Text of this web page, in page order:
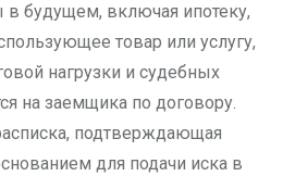
будущем, включая ипотеку,
товар или услугу,
нагрузки и судебных
на заемщика по договору.
подтверждающая
для подачи иска в